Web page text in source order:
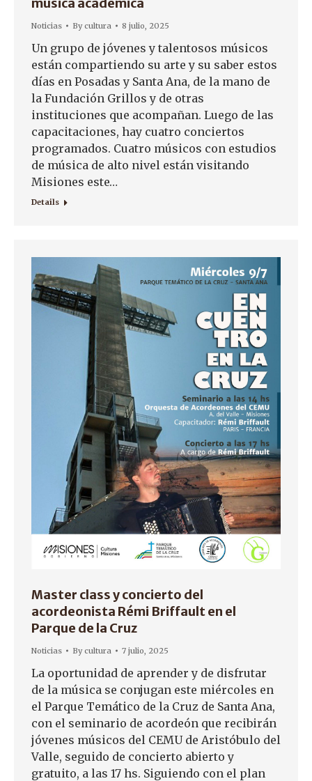
Noticias Bycultura 8 julio, 2025
Un grupo de jóvenes y talentosos músicos
están compartiendo su arte y su saber estos
días en Posadas y Santa Ana, de la mano de
la Fundación Grillos y de otras
instituciones que acompañan. Luego de las
capacitaciones, hay cuatro conciertos
programados. Cuatro músicos con estudios
de música de alto nivel están visitando
Misiones este…
Details
Master class y concierto del
acordeonista Rémi Briffault en el
Parque de la Cruz
Noticias Bycultura 7 julio, 2025
La oportunidad de aprender y de disfrutar
de la música se conjugan este miércoles en
el Parque Temático de la Cruz de Santa Ana,
con el seminario de acordeón que recibirán
jóvenes músicos del CEMU de Aristóbulo del
Valle, seguido de concierto abierto y
gratuito, a las 17 hs. Siguiendo con el plan